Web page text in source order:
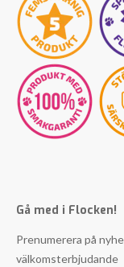
Gå med i Flocken!
Prenumerera på
välkomsterbjudande